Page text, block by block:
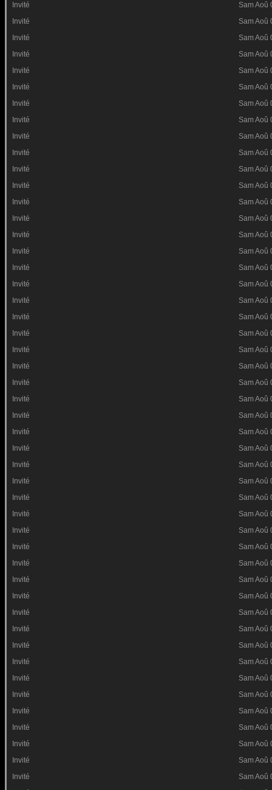
Invité
Sam Aoû
Invité
Sam Aoû
Invité
Sam Aoû
Invité
Sam Aoû
Invité
Sam Aoû
Invité
Sam Aoû
Invité
Sam Aoû
Invité
Sam Aoû
Invité
Sam Aoû
Invité
Sam Aoû
Invité
Sam Aoû
Invité
Sam Aoû
Invité
Sam Aoû
Invité
Sam Aoû
Invité
Sam Aoû
Invité
Sam Aoû
Invité
Sam Aoû
Invité
Sam Aoû
Invité
Sam Aoû
Invité
Sam Aoû
Invité
Sam Aoû
Invité
Sam Aoû
Invité
Sam Aoû
Invité
Sam Aoû
Invité
Sam Aoû
Invité
Sam Aoû
Invité
Sam Aoû
Invité
Sam Aoû
Invité
Sam Aoû
Invité
Sam Aoû
Invité
Sam Aoû
Invité
Sam Aoû
Invité
Sam Aoû
Invité
Sam Aoû
Invité
Sam Aoû
Invité
Sam Aoû
Invité
Sam Aoû
Invité
Sam Aoû
Invité
Sam Aoû
Invité
Sam Aoû
Invité
Sam Aoû
Invité
Sam Aoû
Invité
Sam Aoû
Invité
Sam Aoû
Invité
Sam Aoû
Invité
Sam Aoû
Invité
Sam Aoû
Invité
Sam Aoû